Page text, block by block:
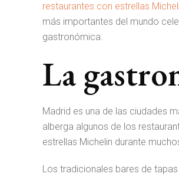
restaurantes con estrellas
más importantes del mundo
gastronómica.
La
Madrid es una de las ciudades
alberga algunos de los
estrellas Michelin durante
Los tradicionales bares de